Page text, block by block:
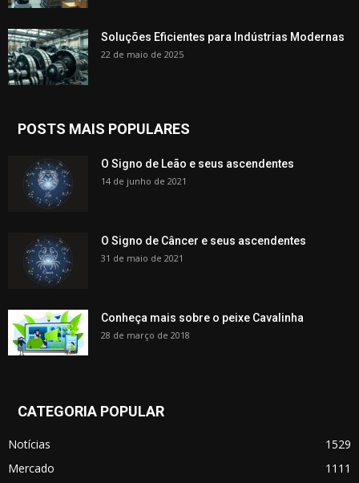
Soluções Eficientes para Indústrias Modernas
22 de maio de 2025
POSTS MAIS POPULARES
O Signo de Leão e seus ascendentes
14 de junho de 2021
O Signo de Câncer e seus ascendentes
31 de maio de 2021
Conheça mais sobre o peixe Cavalinha
28 de março de 2018
CATEGORIA POPULAR
Notícias
1529
Mercado
1111